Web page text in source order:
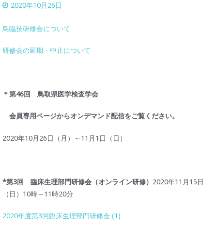
2020年10月26日
鳥臨技研修会について
研修会の延期・中止について
＊第46回 鳥取県医学検査学会
会員専用ページからオンデマンド配信をご覧ください。
2020年10月26日（月）～11月1日（日）
*第3回 臨床生理部門研修会（オンライン研修） 2020年11月15日
（日）10時～11時20分
2020年度第3回臨床生理部門研修会 (1)